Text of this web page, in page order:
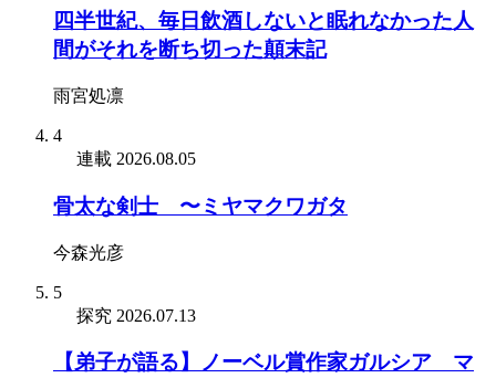
四半世紀、毎日飲酒しないと眠れなかった人
間がそれを断ち切った顛末記
雨宮処凛
4
連載 2026.08.05
骨太な剣士 〜ミヤマクワガタ
今森光彦
5
探究 2026.07.13
【弟子が語る】ノーベル賞作家ガルシア゠マ